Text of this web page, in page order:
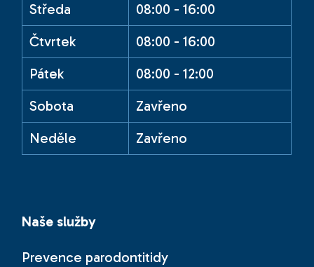
Středa
08:00 - 16:00
Čtvrtek
08:00 - 16:00
Pátek
08:00 - 12:00
Sobota
Zavřeno
Neděle
Zavřeno
Naše služby
Prevence parodontitidy